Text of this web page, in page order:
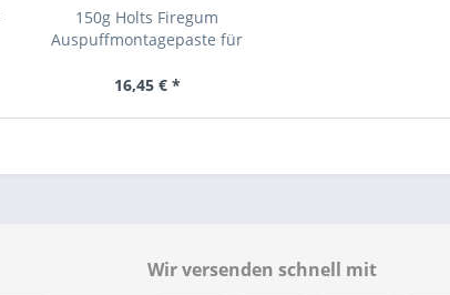
150g Holts Firegum
Auspuffmontagepaste für
16,45 € *
Wir versenden schnell mit